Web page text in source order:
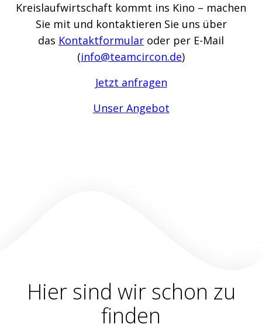
Kreislaufwirtschaft kommt ins Kino – machen
Sie mit und kontaktieren Sie uns über
das Kontaktformular oder per E-Mail
(info@teamcircon.de)
Jetzt anfragen
Unser Angebot
Hier sind wir schon zu
finden